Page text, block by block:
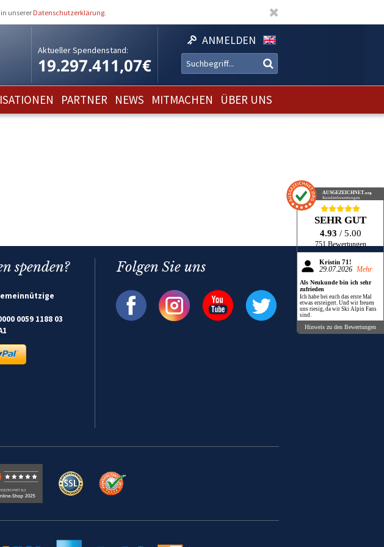
unserer Datenschutzerklärung.
Aktueller Spendenstand:
19.297.411,07€
ANMELDEN
PARTNER NEWS MITMACHEN ÜBER UNS
spenden?
0059 1188 03
Folgen Sie uns
AUSGEZEICHNET.org
Kundenbewertungen
SEHR GUT
4.93 / 5.00
751 Bewertungen
Kristin 71!
29.07.2026 Mehr
Als Neukunde bin ich sehr
zufrieden
Ich habe bei euch das erste Mal
etwas ersteigert. Und wir freuen
uns riesig, da wir Ski Alpin Fans
sind.
Hinweis zu den Bewertungen